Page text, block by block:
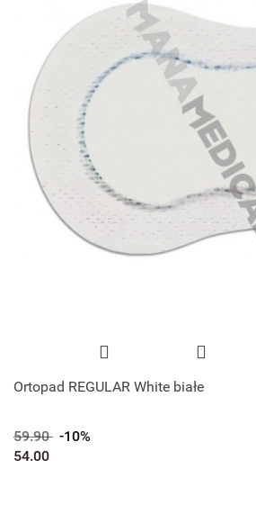
Ortopad REGULAR White białe
59.90 -10%
54.00